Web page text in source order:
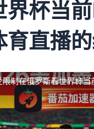
界杯当
育直播
限制在俄罗斯看世界杯